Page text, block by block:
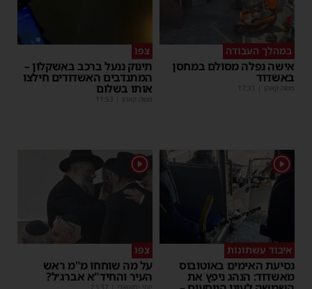
במהלך העבודה
אישה נפלה מסולם במחסן
באשדוד
משה קאהן 17:31
צפו
תינוק ננעל ברכב באשקלון –
המתנדבים האשדודים חילצו
אותו בשלום
משה קאהן 11:53
1
איבוד עשתונות
נסיעת האימים באוטובוס
מאשדוד: הנהג ניפץ את
1
צפו
על מה שוחחו מ"מ ראש
העיר והחיד"א אברג׳ל?
יוסי יחזקאלי 23:37